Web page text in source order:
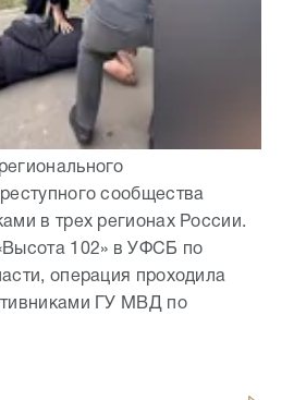
сообщества
в трех регионах России.
102» в УФСБ по
операция проходила
ГУ МВД по